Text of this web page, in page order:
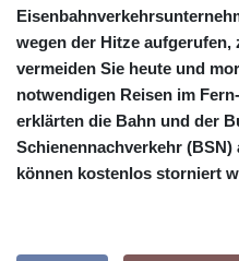
wegen der Hitze
vermeiden Sie heute und
notwendigen Reisen im
erklärten die Bahn und der
Schienennachverkehr
können kostenlos storniert